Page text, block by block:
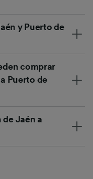
y Puerto de
comprar
Puerto de
de Jaén a